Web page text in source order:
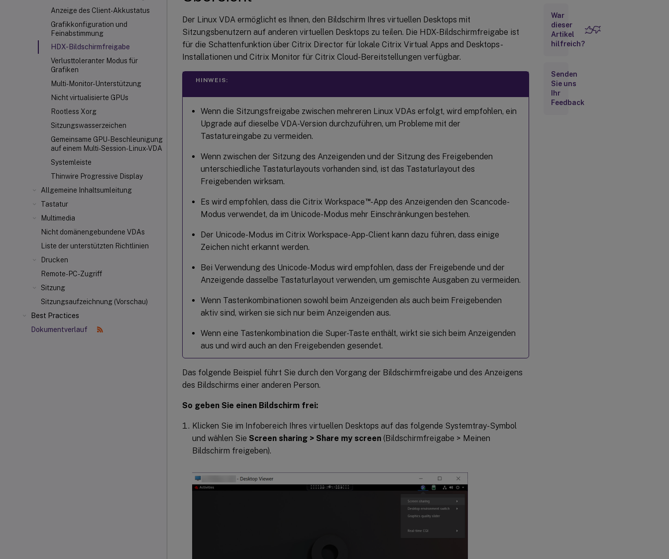
Anzeige des Client-Akkustatus
Grafikkonfiguration und
Feinabstimmung
HDX-Bildschirmfreigabe
Verlusttoleranter Modus für
Grafiken
Multi-Monitor-Unterstützung
Nicht virtualisierte GPUs
Rootless Xorg
Sitzungswasserzeichen
Gemeinsame GPU-Beschleunigung
auf einem Multi-Session-Linux-VDA
Systemleiste
Thinwire Progressive Display
Allgemeine Inhaltsumleitung
Tastatur
Multimedia
Nicht domänengebundene VDAs
Liste der unterstützten Richtlinien
Drucken
Remote-PC-Zugriff
Sitzung
Sitzungsaufzeichnung (Vorschau)
Best Practices
Dokumentverlauf
Der Linux VDA ermöglicht es Ihnen, den Bildschirm Ihres virtuellen Desktops mit
Sitzungsbenutzern auf anderen virtuellen Desktops zu teilen. Die HDX-Bildschirmfreigabe ist
für die Schattenfunktion über Citrix Director für lokale Citrix Virtual Apps and Desktops-
Installationen und Citrix Monitor für Citrix Cloud-Bereitstellungen verfügbar.
HINWEIS:
Wenn die Sitzungsfreigabe zwischen mehreren Linux VDAs erfolgt, wird empfohlen, ein
Upgrade auf dieselbe VDA-Version durchzuführen, um Probleme mit der
Tastatureingabe zu vermeiden.
Wenn zwischen der Sitzung des Anzeigenden und der Sitzung des Freigebenden
unterschiedliche Tastaturlayouts vorhanden sind, ist das Tastaturlayout des
Freigebenden wirksam.
Es wird empfohlen, dass die Citrix Workspace™-App des Anzeigenden den Scancode-
Modus verwendet, da im Unicode-Modus mehr Einschränkungen bestehen.
Der Unicode-Modus im Citrix Workspace-App-Client kann dazu führen, dass einige
Zeichen nicht erkannt werden.
Bei Verwendung des Unicode-Modus wird empfohlen, dass der Freigebende und der
Anzeigende dasselbe Tastaturlayout verwenden, um gemischte Ausgaben zu vermeiden.
Wenn Tastenkombinationen sowohl beim Anzeigenden als auch beim Freigebenden
aktiv sind, wirken sie sich nur beim Anzeigenden aus.
Wenn eine Tastenkombination die Super-Taste enthält, wirkt sie sich beim Anzeigenden
aus und wird auch an den Freigebenden gesendet.
Das folgende Beispiel führt Sie durch den Vorgang der Bildschirmfreigabe und des Anzeigens
des Bildschirms einer anderen Person.
So geben Sie einen Bildschirm frei:
Klicken Sie im Infobereich Ihres virtuellen Desktops auf das folgende Systemtray-Symbol
und wählen Sie Screen sharing > Share my screen (Bildschirmfreigabe > Meinen
Bildschirm freigeben).
War
dieser
Artikel
hilfreich?
Senden
Sie uns
Ihr
Feedback